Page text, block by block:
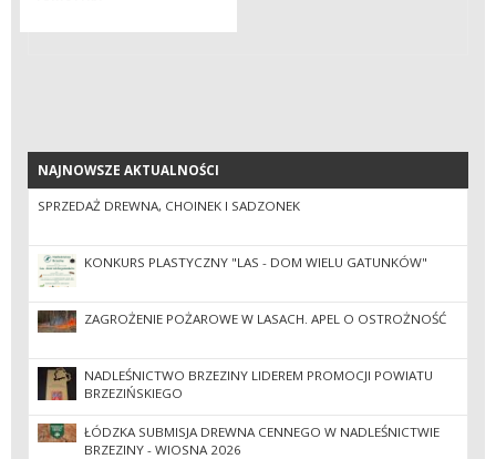
NAJNOWSZE AKTUALNOŚCI
NAJNOWSZE AKTUALNOŚCI
SPRZEDAŻ DREWNA, CHOINEK I SADZONEK
KONKURS PLASTYCZNY "LAS - DOM WIELU GATUNKÓW"
ZAGROŻENIE POŻAROWE W LASACH. APEL O OSTROŻNOŚĆ
NADLEŚNICTWO BRZEZINY LIDEREM PROMOCJI POWIATU
BRZEZIŃSKIEGO
ŁÓDZKA SUBMISJA DREWNA CENNEGO W NADLEŚNICTWIE
BRZEZINY - WIOSNA 2026